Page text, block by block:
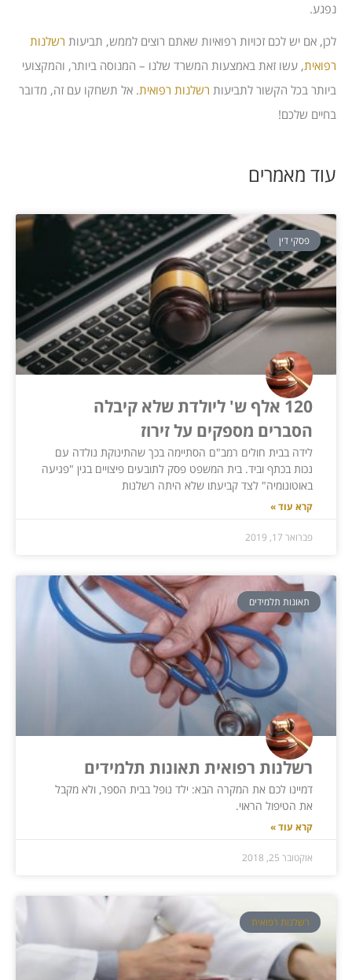
נפגע.
לכן, אם יש לכם זכויות רפואיות שאתם רוצים לממש, תביעות רשלנות
רפואית, עשו זאת באמצעות המשרד שלנו – המנוסה ביותר, והמקצועי
ביותר בכל הקשור לתביעות רשלנות רפואית. אל תשחקו עם זה, מדובר
בחיים שלכם!
עוד מאמרים
פסקי דין
120 אלף ש' ליולדת שלא קיבלה
הסברים מספקים על זירוז
לידה בבית חולים רמב"ם הסתיימה בכך שהתינוקת נולדה עם
נכות בכתף וביד. בית המשפט פסק לתובעים פיצויים בגין "פגיעה
באוטונומיה" לצד קביעתו שלא היתה רשלנות
קרא עוד »
פברואר 17, 2019
תאונות תלמידים
רשלנות רפואית תאונות תלמידים
דמיינו לכם את המקרה הבא: ילד נופל בבית הספר, ולא מקבל
את הטיפול הראוי.
קרא עוד »
אוקטובר 25, 2018
רשלנות רפואית